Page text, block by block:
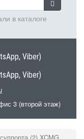
в каталоге
Viber)
Viber)
3 (второй этаж)